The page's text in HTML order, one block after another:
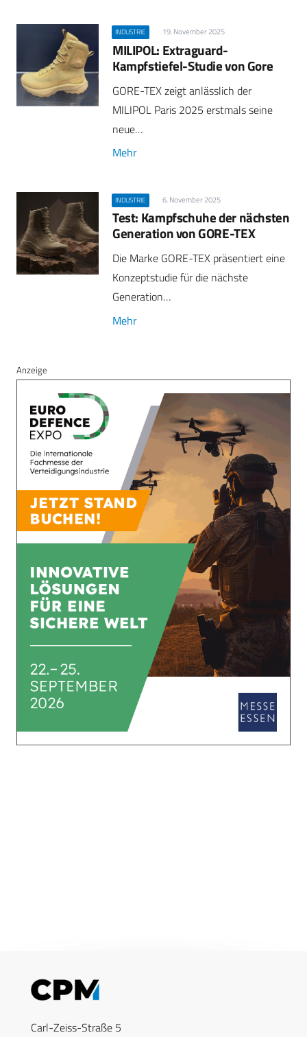
INDUSTRIE 19. November 2025
MILIPOL: Extraguard-
Kampfstiefel-Studie von Gore
GORE-TEX zeigt anlässlich der
MILIPOL Paris 2025 erstmals seine
neue…
Mehr
INDUSTRIE 6. November 2025
Test: Kampfschuhe der nächsten
Generation von GORE-TEX
Die Marke GORE-TEX präsentiert eine
Konzeptstudie für die nächste
Generation…
Mehr
Anzeige
Carl-Zeiss-Straße 5